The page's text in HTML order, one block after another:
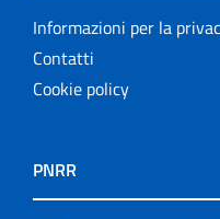
Informazioni per la
Contatti
Cookie policy
PNRR